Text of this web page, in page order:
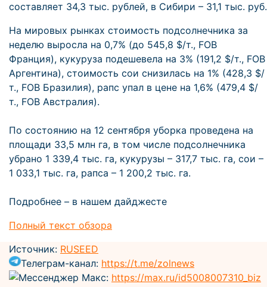
составляет 34,3 тыс. рублей, в Сибири – 31,1 тыс. руб.
На мировых рынках стоимость подсолнечника за
неделю выросла на 0,7% (до 545,8 $/т., FOB
Франция), кукуруза подешевела на 3% (191,2 $/т., FOB
Аргентина), стоимость сои снизилась на 1% (428,3 $/
т., FOB Бразилия), рапс упал в цене на 1,6% (479,4 $/
т., FOB Австралия).
По состоянию на 12 сентября уборка проведена на
площади 33,5 млн га, в том числе подсолнечника
убрано 1 339,4 тыс. га, кукурузы – 317,7 тыс. га, сои –
1 033,1 тыс. га, рапса – 1 200,2 тыс. га.
Подробнее – в нашем дайджесте
Полный текст обзора
Источник: RUSEED
Телеграм-канал: https://t.me/zolnews
Мессенджер Макс: https://max.ru/id5008007310_biz